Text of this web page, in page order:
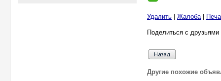
Удалить Жалоба|
Поделиться с
Другие похожие